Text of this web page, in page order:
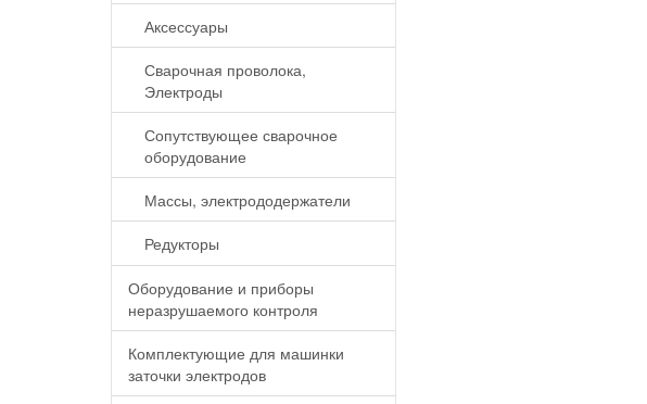
Аксессуары
Сварочная проволока,
Электроды
Сопутствующее сварочное
оборудование
Массы, электрододержатели
Редукторы
Оборудование и приборы
неразрушаемого контроля
Комплектующие для машинки
заточки электродов